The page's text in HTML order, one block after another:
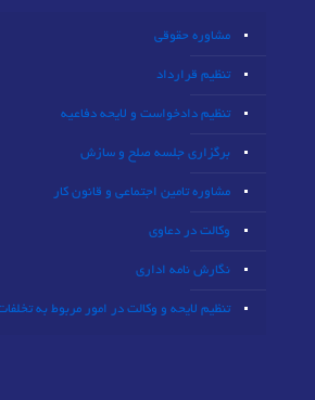
مشاوره حقوقی
تنظیم قرارداد
تنظیم دادخواست و لایحه دفاعیه
برگزاری جلسه صلح و سازش
مشاوره تامین اجتماعی و قانون کار
وکالت در دعاوی
نگارش نامه اداری
تنظیم لایحه و وکالت در امور مربوط به